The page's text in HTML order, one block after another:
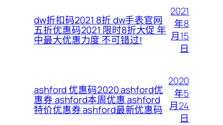
dw折扣码2021 8折 dw手表官网
五折优惠码2021 限时8折大促 年
中最大优惠力度 不可错过!
2021
年8
月15
日
ashford 优惠码2020 ashford优
惠券 ashford本周优惠 ashford
特价优惠券 ashford最新优惠码
2020
年5
月24
日